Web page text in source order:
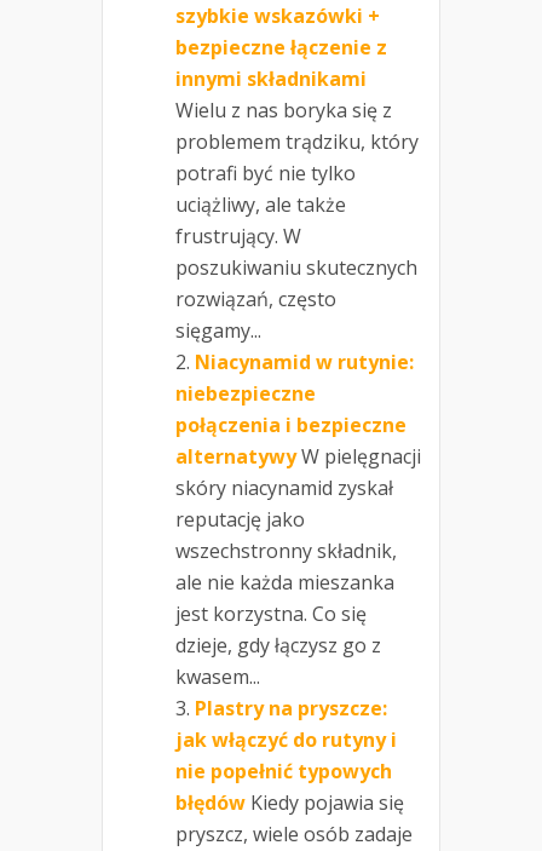
szybkie wskazówki +
bezpieczne łączenie z
innymi składnikami
Wielu z nas boryka się z
problemem trądziku, który
potrafi być nie tylko
uciążliwy, ale także
frustrujący. W
poszukiwaniu skutecznych
rozwiązań, często
sięgamy...
Niacynamid w rutynie:
niebezpieczne
połączenia i bezpieczne
alternatywyW pielęgnacji
skóry niacynamid zyskał
reputację jako
wszechstronny składnik,
ale nie każda mieszanka
jest korzystna. Co się
dzieje, gdy łączysz go z
kwasem...
Plastry na pryszcze:
jak włączyć do rutyny i
nie popełnić typowych
błędów Kiedy pojawia się
pryszcz, wiele osób zadaje